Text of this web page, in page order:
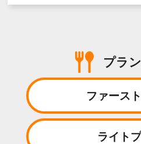
プラ
ファース
ライト